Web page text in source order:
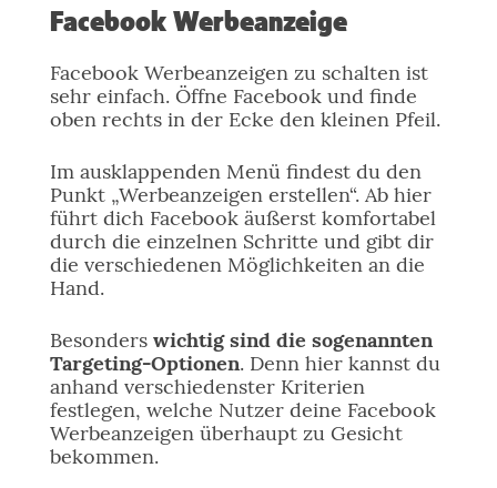
Facebook Werbeanzeige
Facebook Werbeanzeigen zu schalten ist
sehr einfach. Öffne Facebook und finde
oben rechts in der Ecke den kleinen Pfeil.
Im ausklappenden Menü findest du den
Punkt „Werbeanzeigen erstellen“. Ab hier
führt dich Facebook äußerst komfortabel
durch die einzelnen Schritte und gibt dir
die verschiedenen Möglichkeiten an die
Hand.
Besonders wichtig sind die sogenannten
Targeting-Optionen. Denn hier kannst du
anhand verschiedenster Kriterien
festlegen, welche Nutzer deine Facebook
Werbeanzeigen überhaupt zu Gesicht
bekommen.